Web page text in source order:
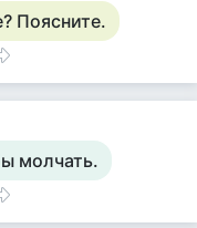
Поясните.
молчать.